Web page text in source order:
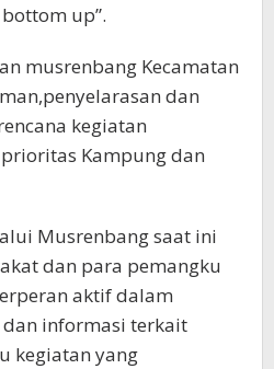
up”.
musrenbang Kecamatan
dan
kegiatan
Kampung dan
Musrenbang saat ini
dan para pemangku
aktif dalam
informasi terkait
kegiatan yang